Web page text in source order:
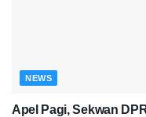
NEWS
Apel Pagi, Sekwan